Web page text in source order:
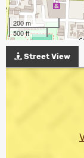
200 m
500 ft
Street View